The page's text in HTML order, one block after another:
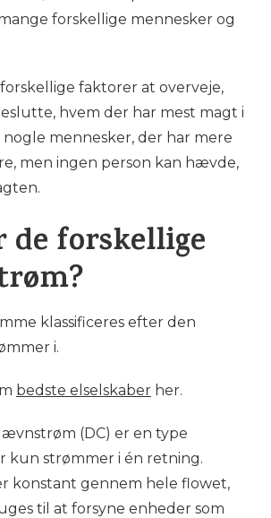
forskellige mennesker og
faktorer at overveje,
hvem der har mest magt i
mennesker, der har mere
men ingen person kan hævde,
de forskellige
klassificeres efter den
i.
bedste elselskaber her.
(DC) er en type
kun strømmer i én retning.
konstant gennem hele flowet,
til at forsyne enheder som